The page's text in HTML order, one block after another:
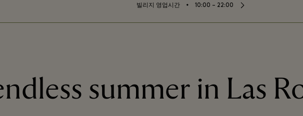
빌리지 영업시간 ⬩ 10:00 – 22:00
summer in Las